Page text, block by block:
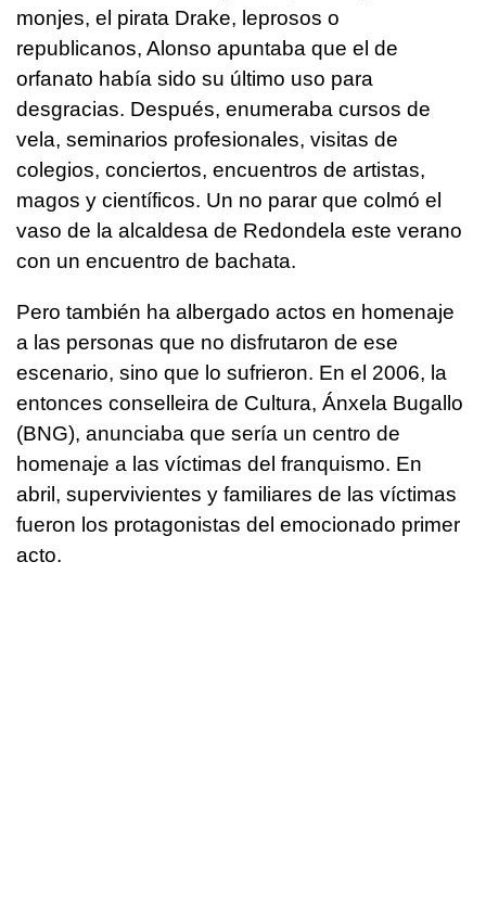
monjes, el pirata Drake, leprosos o
republicanos, Alonso apuntaba que el de
orfanato había sido su último uso para
desgracias. Después, enumeraba cursos de
vela, seminarios profesionales, visitas de
colegios, conciertos, encuentros de artistas,
magos y científicos. Un no parar que colmó el
vaso de la alcaldesa de Redondela este verano
con un encuentro de bachata.
Pero también ha albergado actos en homenaje
a las personas que no disfrutaron de ese
escenario, sino que lo sufrieron. En el 2006, la
entonces conselleira de Cultura, Ánxela Bugallo
(BNG), anunciaba que sería un centro de
homenaje a las víctimas del franquismo. En
abril, supervivientes y familiares de las víctimas
fueron los protagonistas del emocionado primer
acto.